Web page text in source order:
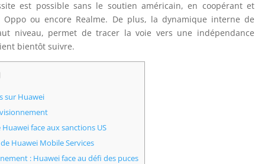
est possible sans le soutien américain, en coopérant et
ou encore Realme. De plus, la dynamique interne de
niveau, permet de tracer la voie vers une indépendance
bientôt suivre.
sur Huawei
face aux sanctions US
Huawei Mobile Services
: Huawei face au défi des puces